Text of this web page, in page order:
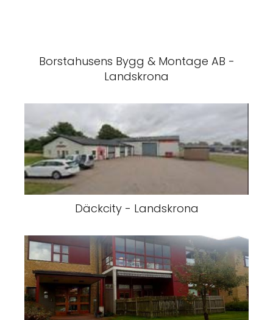
Borstahusens Bygg & Montage AB -
Landskrona
Däckcity - Landskrona